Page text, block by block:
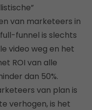
van marketeers in
funnel is slechts
video weg en het
ROI van alle
dan 50%.
van plan is
verhogen, is het